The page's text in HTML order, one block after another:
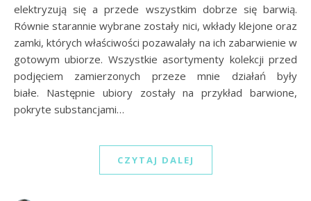
elektryzują się a przede wszystkim dobrze się barwią.
Równie starannie wybrane zostały nici, wkłady klejone oraz
zamki, których właściwości pozawalały na ich zabarwienie w
gotowym ubiorze. Wszystkie asortymenty kolekcji przed
podjęciem zamierzonych przeze mnie działań były
białe. Następnie ubiory zostały na przykład barwione,
pokryte substancjami…
CZYTAJ DALEJ